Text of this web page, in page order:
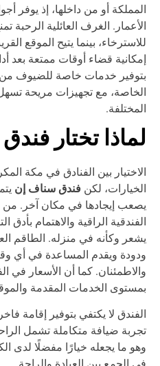
أو من داخلها، إذ يوفر
الغرف العائلية الرحبة تمنح
بينما يتيح الموقع
قضاء أوقات ممتعة بعد أداء
خدمات خاصة للضيوف من
مع تجهيزات مريحة تسهل
تختار فندق
بين الفنادق في مكة
لكنفندق سناف إنيتميز
إيجادها في مكان آخر. من أهم
الراقية والاهتمام بأدق
وكأنه في منزله. الطاقم
ويقدم المساعدة في أي وقت،
كما أن الأسعار في
الخدمات المقدمة والموقع
لا يكتفي بتوفير إقامة
ضيافة متكاملة تشمل الراحة
ما يجعله خيارًا مفضلًا لدى
الجمع بين العبادة والراحة.